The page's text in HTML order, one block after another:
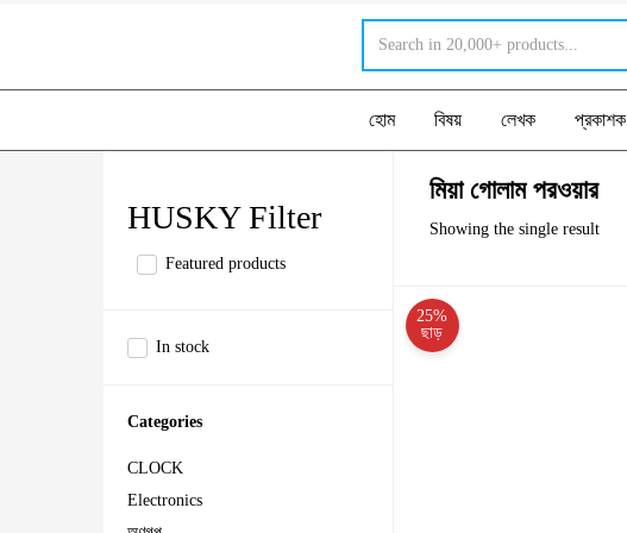
হোম বিষয় লেখক প্রকাশক
HUSKY Filter
Featured products
In stock
Categories
CLOCK
Electronics
মিয়া গোলাম পরওয়ার
Showing the single result
25%
ছাড়